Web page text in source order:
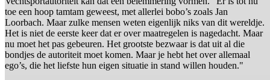
toe een hoop tamtam geweest, met allerlei bobo’s zoals Jan
Loorbach. Maar zulke mensen weten eigenlijk niks van dit wereldje.
Het is niet de eerste keer dat er over maatregelen is nagedacht. Maar
nu moet het pas gebeuren. Het grootste bezwaar is dat uit al die
bondjes de autoriteit moet komen. Maar je hebt het over allemaal
ego’s, die het liefste hun eigen situatie in stand willen houden."